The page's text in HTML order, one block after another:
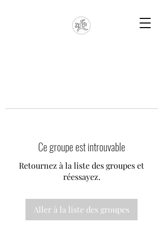
Ce groupe est introuvable
Retournez à la liste des groupes et
réessayez.
Aller à la liste des groupes